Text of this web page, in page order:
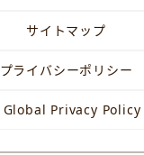
サイトマップ
プライバシーポリシー
Global Privacy Policy